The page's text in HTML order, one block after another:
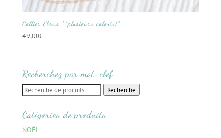
Collier Elena *(plusieurs coloris)*
49,00€
Recherchez par mot-clef
Recherche
pour :
Recherche
Catégories de produits
NOËL